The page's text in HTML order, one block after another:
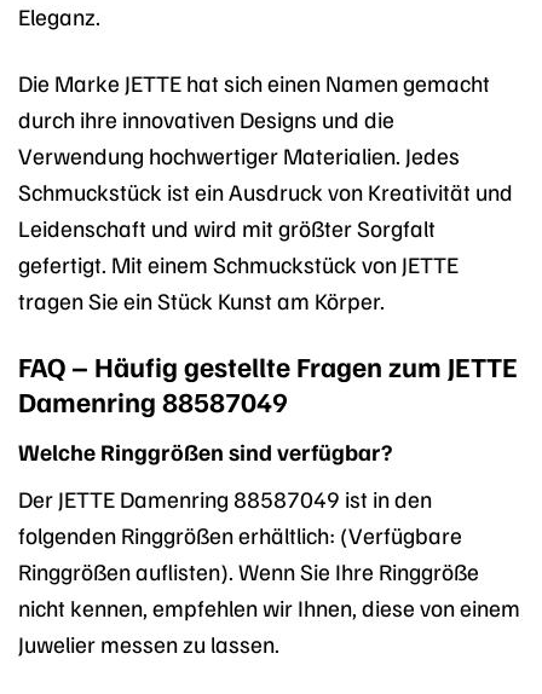
Eleganz.
Die Marke JETTE hat sich einen Namen gemacht
durch ihre innovativen Designs und die
Verwendung hochwertiger Materialien. Jedes
Schmuckstück ist ein Ausdruck von Kreativität und
Leidenschaft und wird mit größter Sorgfalt
gefertigt. Mit einem Schmuckstück von JETTE
tragen Sie ein Stück Kunst am Körper.
FAQ – Häufig gestellte Fragen zum JETTE
Damenring 88587049
Welche Ringgrößen sind verfügbar?
Der JETTE Damenring 88587049 ist in den
folgenden Ringgrößen erhältlich: (Verfügbare
Ringgrößen auflisten). Wenn Sie Ihre Ringgröße
nicht kennen, empfehlen wir Ihnen, diese von einem
Juwelier messen zu lassen.